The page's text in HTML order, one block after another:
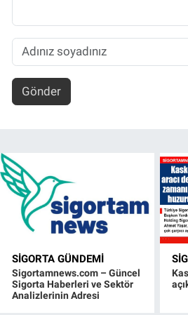
Gönder
SIGORTA GÜNDEMI
Sigortamnews.com – Güncel
Sigorta Haberleri ve Sektör
Analizlerinin Adresi